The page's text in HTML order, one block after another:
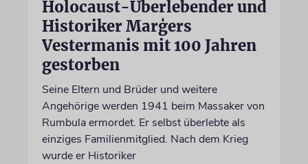
Holocaust-Überlebender und
Historiker Marģers
Vestermanis mit 100 Jahren
gestorben
Seine Eltern und Brüder und weitere
Angehörige werden 1941 beim Massaker von
Rumbula ermordet. Er selbst überlebte als
einziges Familienmitglied. Nach dem Krieg
wurde er Historiker